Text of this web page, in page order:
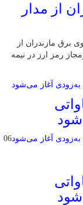
از مدار
برق مازندران از
غیرمجاز رمز ارز در نیمه
۵۰۰ مگاواتی
06
۵۰۰ مگاواتی